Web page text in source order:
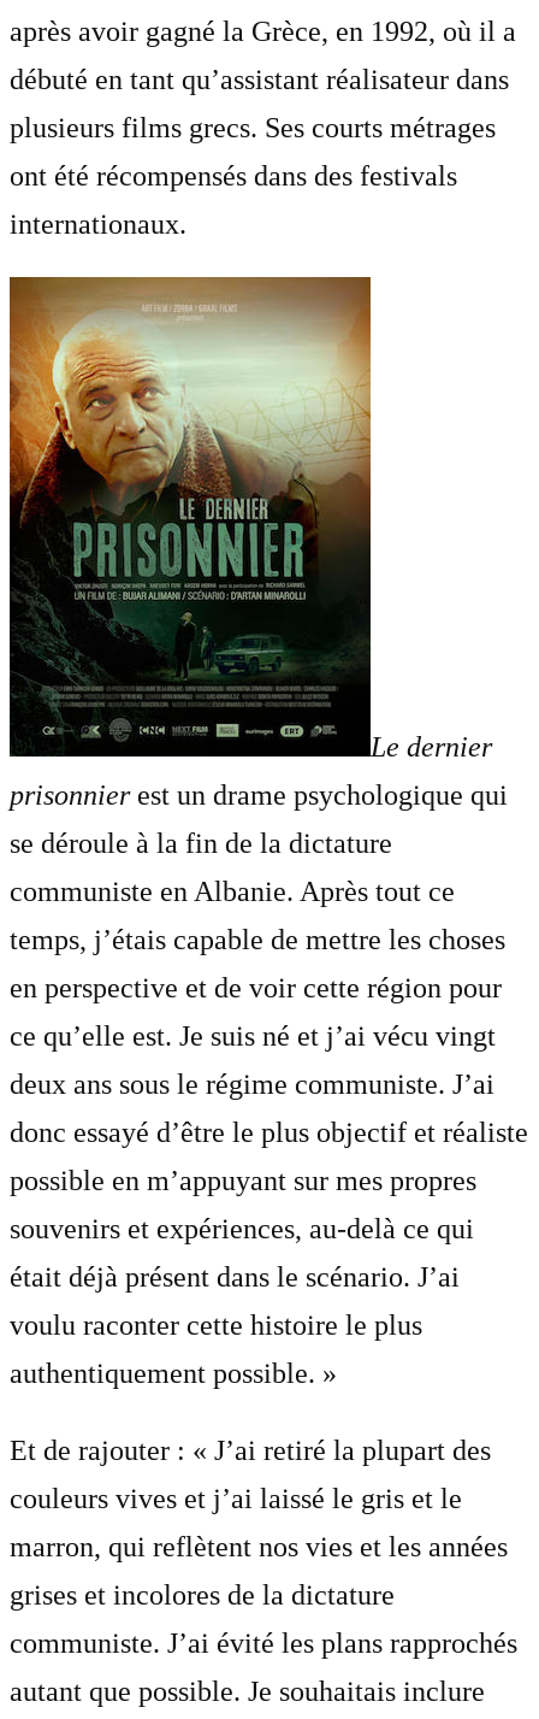
après avoir gagné la Grèce, en 1992, où il a
débuté en tant qu’assistant réalisateur dans
plusieurs films grecs. Ses courts métrages
ont été récompensés dans des festivals
internationaux.
Le dernier
prisonnierest un drame psychologique qui
se déroule à la fin de la dictature
communiste en Albanie. Après tout ce
temps, j’étais capable de mettre les choses
en perspective et de voir cette région pour
ce qu’elle est. Je suis né et j’ai vécu vingt
deux ans sous le régime communiste. J’ai
donc essayé d’être le plus objectif et réaliste
possible en m’appuyant sur mes propres
souvenirs et expériences, au-delà ce qui
était déjà présent dans le scénario. J’ai
voulu raconter cette histoire le plus
authentiquement possible. »
Et de rajouter : « J’ai retiré la plupart des
couleurs vives et j’ai laissé le gris et le
marron, qui reflètent nos vies et les années
grises et incolores de la dictature
communiste. J’ai évité les plans rapprochés
autant que possible. Je souhaitais inclure